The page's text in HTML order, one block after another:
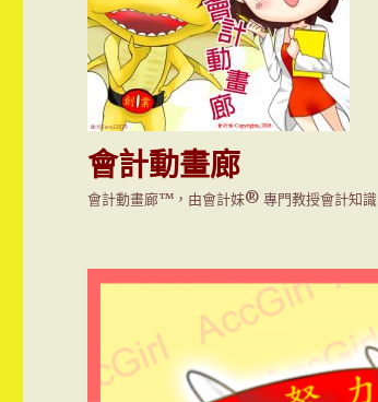
會計動畫廊
會計動畫廊™，由會計妹® 專門教授會計知識